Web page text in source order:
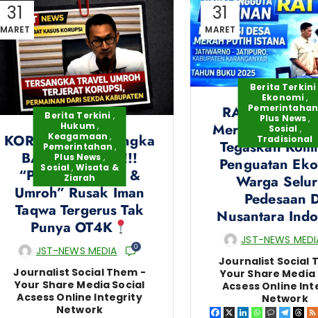
31
MARET
Berita Terkini ,
Hukum ,
Keagamaan ,
Pemerintahan ,
Plus News ,
Sosial , Wisata &
Ziarah
KORUNSI – Tersangka
BARU dari KPK!!!
“Perjalanan Haji &
Umroh” Rusak Iman
Taqwa Tergerus Tak
Punya OT4K
JST-NEWS MEDIA 0
Journalist Social Them -
Your Share Media Social
Acsess Online Integrity
Network
31
MARET
Berita Terkini
Ekonomi ,
Pemerintahan
Plus News,
Sosial ,
Tradisional
RAT Koperasi
Merah Putih
Tegaskan
Penguatan
Warga
Pedesaan
Nusantara
JST-NEWS
Journalist Social
Your Share Media
Acsess Online
Network